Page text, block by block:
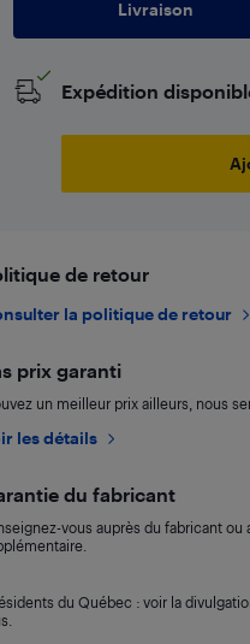
Livraison
Expédition
de retour
la politique de retour
prix garanti
un meilleur prix ailleurs, nous
les détails
du fabricant
vous auprès du fabricant
du Québec : voir la